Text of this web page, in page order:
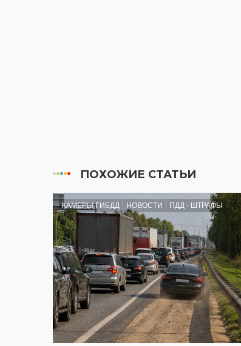
ПОХОЖИЕ СТАТЬИ
КАМЕРЫ ГИБДД НОВОСТИ ПДД - ШТРАФЫ